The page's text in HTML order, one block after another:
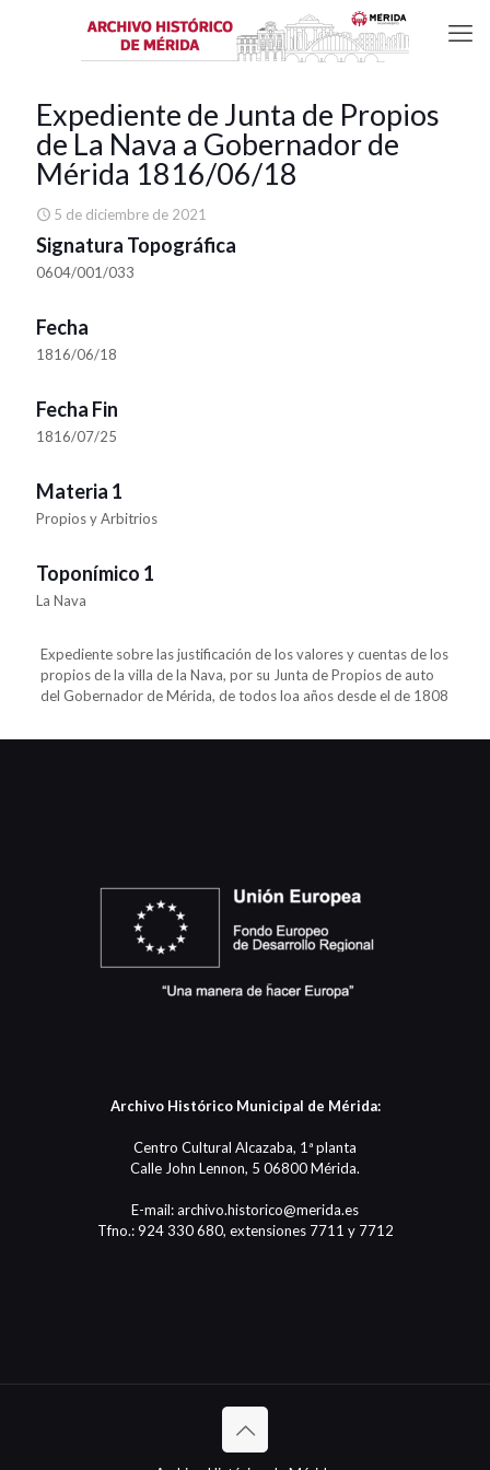
Expediente de Junta de Propios
de La Nava a Gobernador de
Mérida 1816/06/18
5 de diciembre de 2021
Signatura Topográfica
0604/001/033
Fecha
1816/06/18
Fecha Fin
1816/07/25
Materia 1
Propios y Arbitrios
Toponímico 1
La Nava
Expediente sobre las justificación de los valores y cuentas de los
propios de la villa de la Nava, por su Junta de Propios de auto
del Gobernador de Mérida, de todos loa años desde el de 1808
Archivo Histórico Municipal de Mérida:
Centro Cultural Alcazaba, 1ª planta
Calle John Lennon, 5 06800 Mérida.
E-mail: archivo.historico@merida.es
Tfno.: 924 330 680, extensiones 7711 y 7712